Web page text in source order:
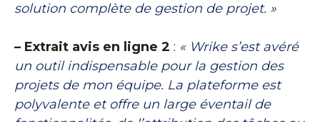
solution complète de gestion de projet. »
– Extrait avis en ligne 2 : « Wrike s’est avéré
un outil indispensable pour la gestion des
projets de mon équipe. La plateforme est
polyvalente et offre un large éventail de